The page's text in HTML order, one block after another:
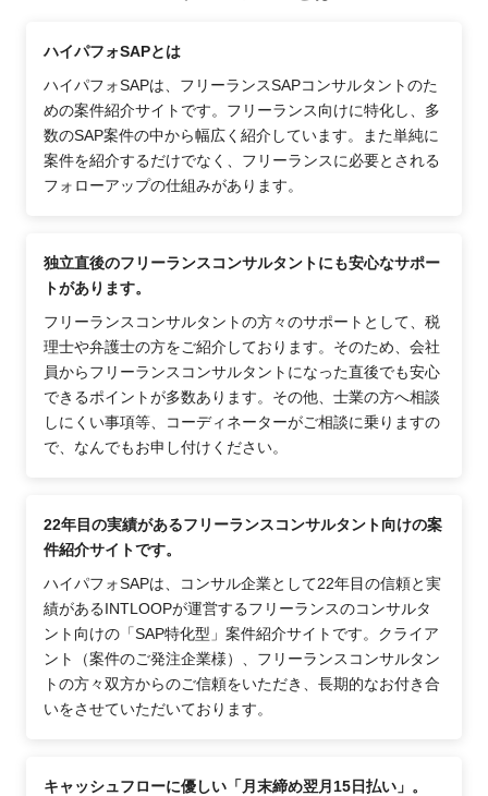
ハイパフォSAPとは
ハイパフォSAPは、フリーランスSAPコンサルタントのた
めの案件紹介サイトです。フリーランス向けに特化し、多
数のSAP案件の中から幅広く紹介しています。また単純に
案件を紹介するだけでなく、フリーランスに必要とされる
フォローアップの仕組みがあります。
独立直後のフリーランスコンサルタントにも安心なサポー
トがあります。
フリーランスコンサルタントの方々のサポートとして、税
理士や弁護士の方をご紹介しております。そのため、会社
員からフリーランスコンサルタントになった直後でも安心
できるポイントが多数あります。その他、士業の方へ相談
しにくい事項等、コーディネーターがご相談に乗りますの
で、なんでもお申し付けください。
22年目の実績があるフリーランスコンサルタント向けの案
件紹介サイトです。
ハイパフォSAPは、コンサル企業として22年目の信頼と実
績があるINTLOOPが運営するフリーランスのコンサルタ
ント向けの「SAP特化型」案件紹介サイトです。クライア
ント（案件のご発注企業様）、フリーランスコンサルタン
トの方々双方からのご信頼をいただき、長期的なお付き合
いをさせていただいております。
キャッシュフローに優しい「月末締め翌月15日払い」。